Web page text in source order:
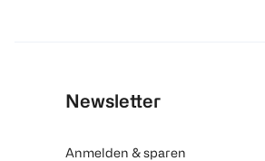
Newsletter
Anmelden & sparen